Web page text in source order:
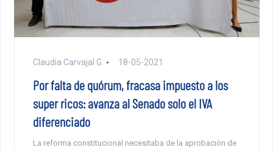
Claudia Carvajal G. 18-05-2021
Por falta de quórum, fracasa impuesto a los
super ricos: avanza al Senado solo el IVA
diferenciado
La reforma constitucional necesitaba de la aprobación de